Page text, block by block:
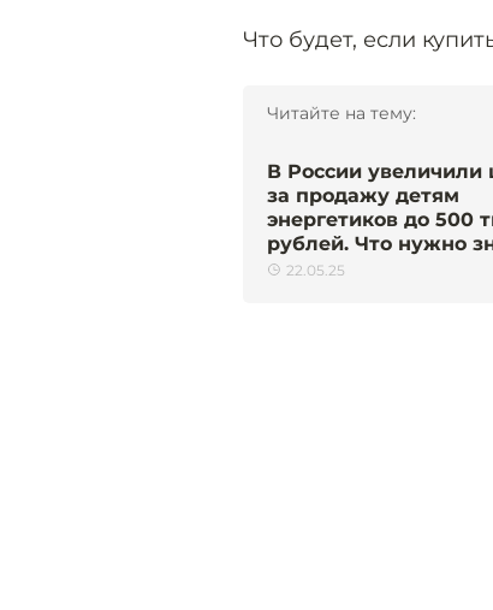
Что будет, если
Читайте на тему:
В России
за продажу детям
энергетиков до 500
рублей. Что нужно
22.05.25